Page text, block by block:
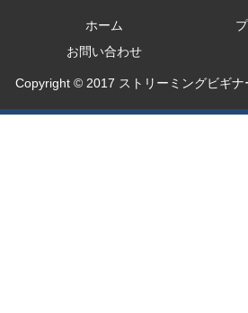
ホーム
お問い合わせ
Copyright © 2017 ストリーミングビギ